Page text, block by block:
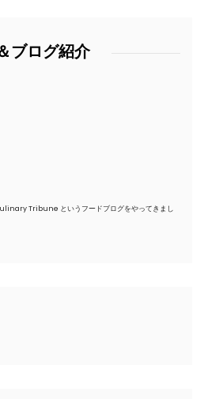
ブログ紹介
Tribune というフードブログをやってきまし